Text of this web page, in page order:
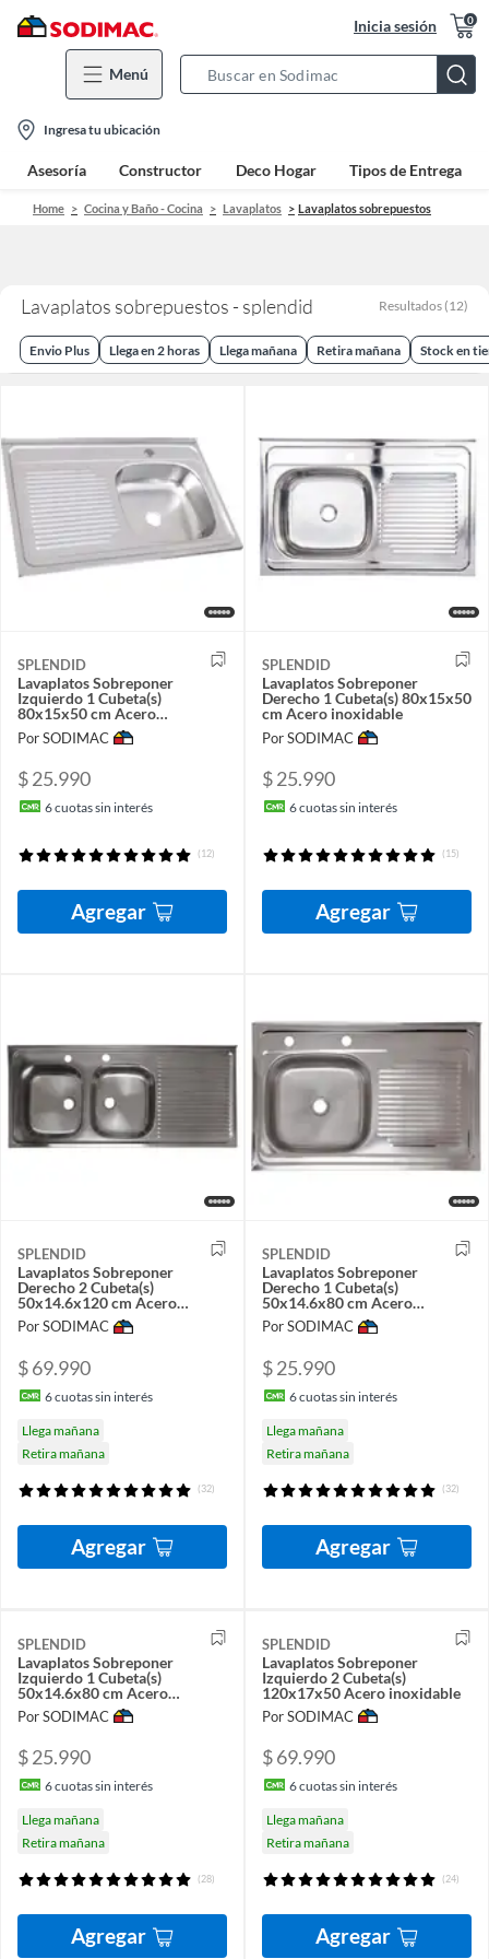
Inicia sesión 0
Menú
Bar
location-
icon
Ingresa tu ubicación
Asesoría Constructor Deco Hogar Tipos de Entrega
Home Cocina y Baño - Cocina Lavaplatos Lavaplatos sobrepuestos
Lavaplatos sobrepuestos - splendid Resultados (12)
Envio Plus Llega en 2 horas Llega mañana Retira mañana Stock en
SPLENDID
Lavaplatos Sobreponer
Izquierdo 1 Cubeta(s)
80x15x50 cm Acero
inoxidable
Por SODIMAC
$ 25.990
6cuotas sin interés
(12)
Agregar
SPLENDID
Lavaplatos Sobreponer
Derecho 1 Cubeta(s) 80x15x50
cm Acero inoxidable
Por SODIMAC
$ 25.990
6cuotas sin interés
(15)
Agregar
SPLENDID
Lavaplatos Sobreponer
Derecho 2 Cubeta(s)
50x14.6x120 cm Acero
inoxidable
Por SODIMAC
$ 69.990
6cuotas sin interés
Llega mañana
Retira mañana
(32)
Agregar
SPLENDID
Lavaplatos Sobreponer
Derecho 1 Cubeta(s)
50x14.6x80 cm Acero
inoxidable
Por SODIMAC
$ 25.990
6cuotas sin interés
Llega mañana
Retira mañana
(32)
Agregar
SPLENDID
Lavaplatos Sobreponer
Izquierdo 1 Cubeta(s)
50x14.6x80 cm Acero
inoxidable
Por SODIMAC
$ 25.990
6cuotas sin interés
Llega mañana
Retira mañana
(28)
Agregar
SPLENDID
Lavaplatos Sobreponer
Izquierdo 2 Cubeta(s)
120x17x50 Acero inoxidable
Por SODIMAC
$ 69.990
6cuotas sin interés
Llega mañana
Retira mañana
(24)
Agregar